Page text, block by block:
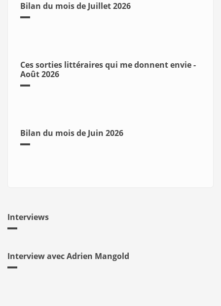
Bilan du mois de Juillet 2026
Ces sorties littéraires qui me donnent envie -
Août 2026
Bilan du mois de Juin 2026
Interviews
Interview avec Adrien Mangold